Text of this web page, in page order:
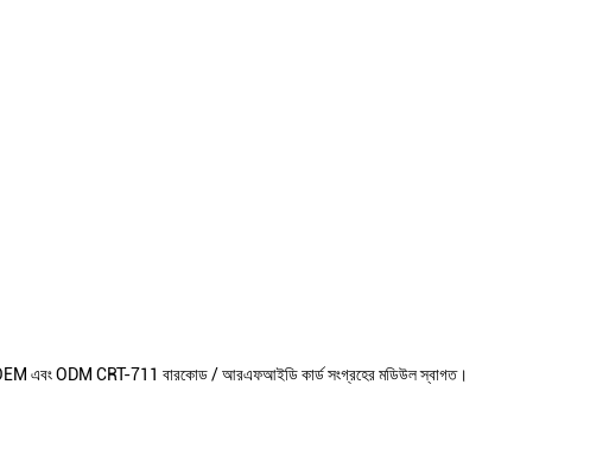
OEM এবং ODM CRT-711 বারকোড / আরএফআইডি কার্ড সংগ্রহের মডিউল স্বাগত।